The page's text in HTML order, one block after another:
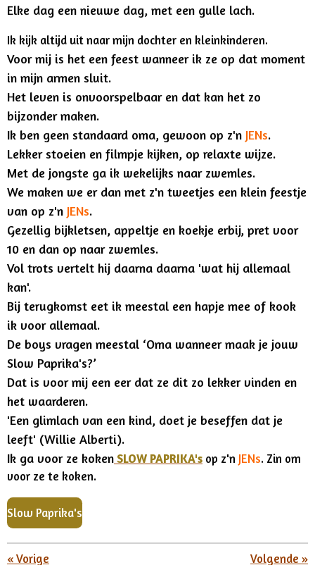
Elke dag een nieuwe dag, met een gulle lach.
Ik kijk altijd uit naar mijn dochter en kleinkinderen.
Voor mij is het een feest wanneer ik ze op dat moment
in mijn armen sluit.
Het leven is onvoorspelbaar en dat kan het zo
bijzonder maken.
Ik ben geen standaard oma, gewoon op z'n JENs.
Lekker stoeien en filmpje kijken, op relaxte wijze.
Met de jongste ga ik wekelijks naar zwemles.
We maken we er dan met z'n tweetjes een klein feestje
van op z'n JENs.
Gezellig bijkletsen, appeltje en koekje erbij, pret voor
10 en dan op naar zwemles.
Vol trots vertelt hij daarna daarna 'wat hij allemaal
kan'.
Bij terugkomst eet ik meestal een hapje mee of kook
ik voor allemaal.
De boys vragen meestal ‘Oma wanneer maak je jouw
Slow Paprika's?’
Dat is voor mij een eer dat ze dit zo lekker vinden en
het waarderen.
'Een glimlach van een kind, doet je beseffen dat je
leeft' (Willie Alberti).
Ik ga voor ze koken SLOW PAPRIKA's op z'n JENs. Zin om
voor ze te koken.
Slow Paprika's
« Vorige Volgende »